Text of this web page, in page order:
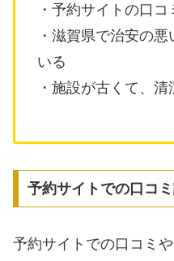
・予約サイトの口
・滋賀県で治安の
いる
・施設が古くて、
予約サイトでの口コ
予約サイトでの口コミ